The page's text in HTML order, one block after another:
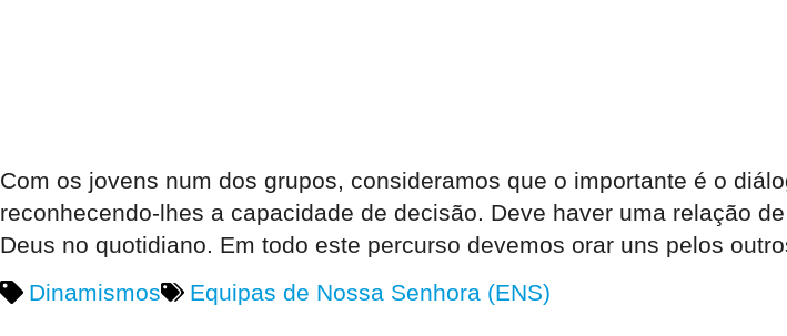
Com os jovens num dos grupos, consideramos que o importante é o
reconhecendo-lhes a capacidade de decisão. Deve haver uma relação
Deus no quotidiano. Em todo este percurso devemos orar uns pelos
Dinamismos
Equipas de Nossa Senhora (ENS)